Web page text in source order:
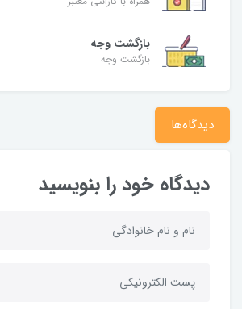
بازگشت وجه
بازگشت وجه
دیدگاه‌ها
دیدگاه خود را بنویسید